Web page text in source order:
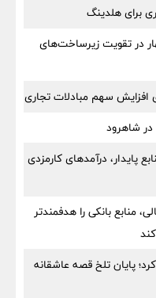
در تقویت زیرساخت‌های
افزایش سهم مبادلات تجاری
شاهرود
پایدار، درآمدهای کارمزدی
منابع بانکی را هدفمندتر
پایان تلخ قصه عاشقانه